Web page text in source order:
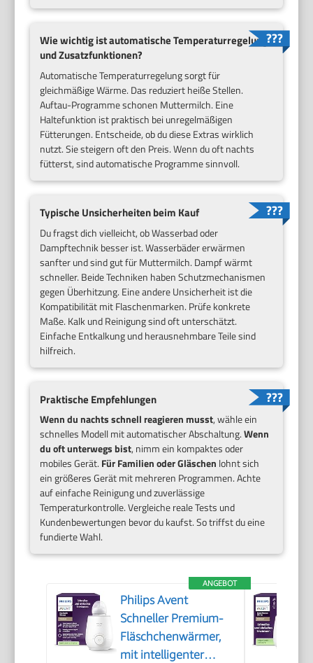
Wie wichtig ist automatische Temperaturregelung
und Zusatzfunktionen?
Automatische Temperaturregelung sorgt für
gleichmäßige Wärme. Das reduziert heiße Stellen.
Auftau-Programme schonen Muttermilch. Eine
Haltefunktion ist praktisch bei unregelmäßigen
Fütterungen. Entscheide, ob du diese Extras wirklich
nutzt. Sie steigern oft den Preis. Wenn du oft nachts
fütterst, sind automatische Programme sinnvoll.
Typische Unsicherheiten beim Kauf
Du fragst dich vielleicht, ob Wasserbad oder
Dampftechnik besser ist. Wasserbäder erwärmen
sanfter und sind gut für Muttermilch. Dampf wärmt
schneller. Beide Techniken haben Schutzmechanismen
gegen Überhitzung. Eine andere Unsicherheit ist die
Kompatibilität mit Flaschenmarken. Prüfe konkrete
Maße. Kalk und Reinigung sind oft unterschätzt.
Einfache Entkalkung und herausnehmbare Teile sind
hilfreich.
Praktische Empfehlungen
Wenn du nachts schnell reagieren musst, wähle ein
schnelles Modell mit automatischer Abschaltung.Wenn
du oft unterwegs bist, nimm ein kompaktes oder
mobiles Gerät. Für Familien oder Gläschen lohnt sich
ein größeres Gerät mit mehreren Programmen. Achte
auf einfache Reinigung und zuverlässige
Temperaturkontrolle. Vergleiche reale Tests und
Kundenbewertungen bevor du kaufst. So triffst du eine
fundierte Wahl.
ANGEBOT
Philips Avent
Schneller Premium-
Fläschchenwärmer,
mit intelligenter